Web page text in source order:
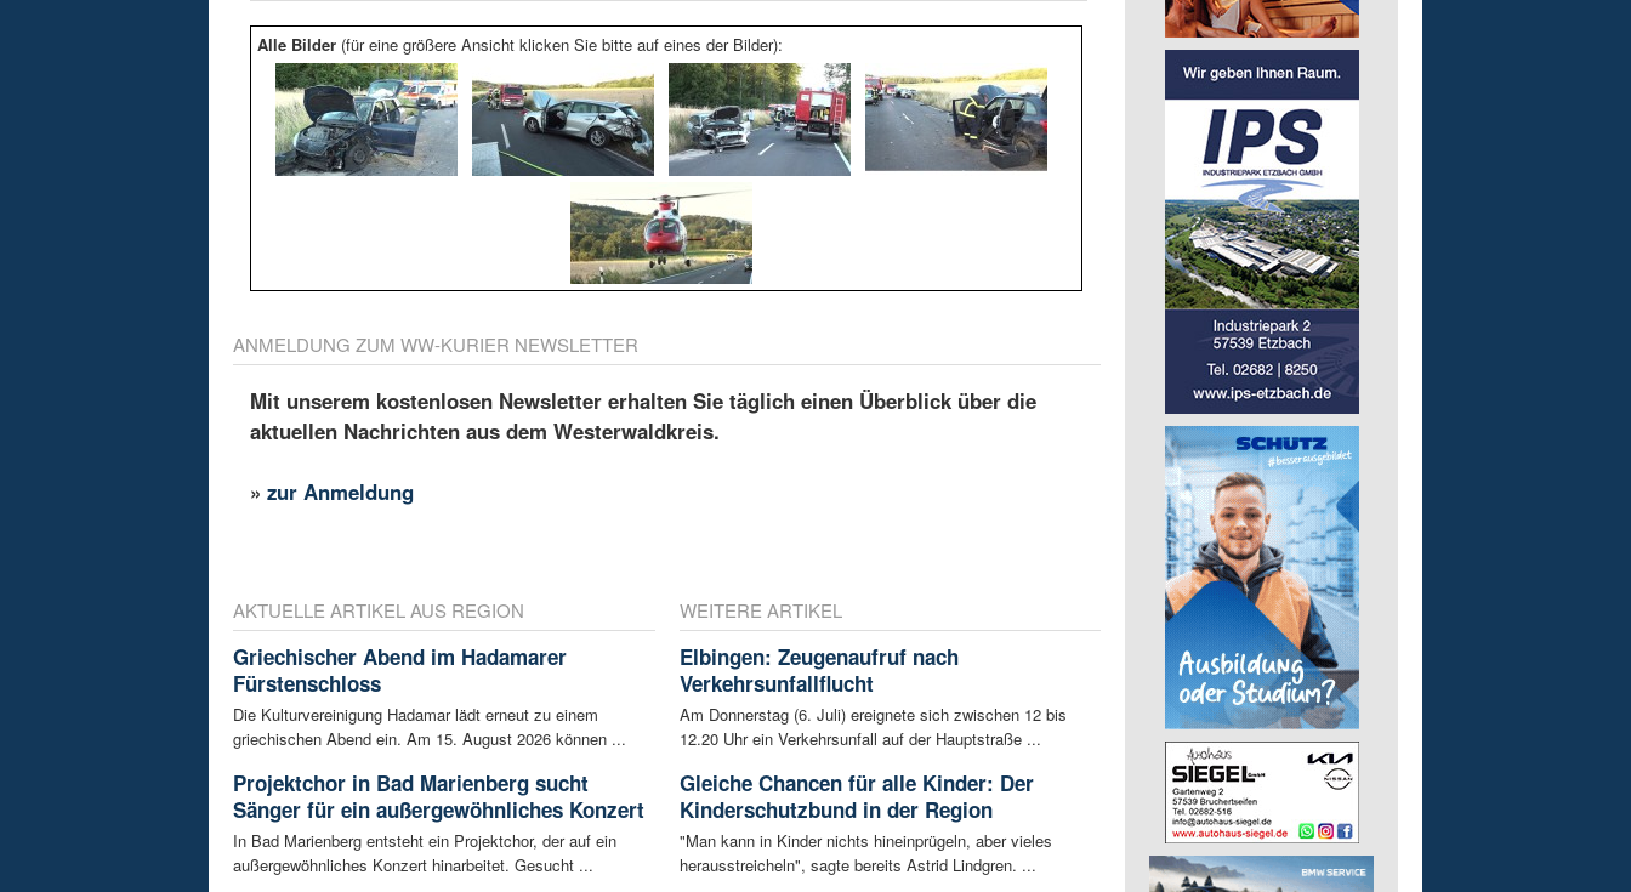
Alle Bilder (für eine größere Ansicht klicken Sie bitte auf eines der Bilder):
ANMELDUNG ZUM WW-KURIER NEWSLETTER
Mit unserem kostenlosen Newsletter erhalten Sie täglich einen Überblick über die
aktuellen Nachrichten aus dem Westerwaldkreis.
»zur Anmeldung
AKTUELLE ARTIKEL AUS REGION
Griechischer Abend im Hadamarer
Fürstenschloss
Die Kulturvereinigung Hadamar lädt erneut zu einem
griechischen Abend ein. Am 15. August 2026 können ...
Projektchor in Bad Marienberg sucht
Sänger für ein außergewöhnliches Konzert
In Bad Marienberg entsteht ein Projektchor, der auf ein
außergewöhnliches Konzert hinarbeitet. Gesucht ...
WEITERE ARTIKEL
Elbingen: Zeugenaufruf nach
Verkehrsunfallflucht
Am Donnerstag (6. Juli) ereignete sich zwischen 12 bis
12.20 Uhr ein Verkehrsunfall auf der Hauptstraße ...
Gleiche Chancen für alle Kinder: Der
Kinderschutzbund in der Region
"Man kann in Kinder nichts hineinprügeln, aber vieles
herausstreicheln", sagte bereits Astrid Lindgren. ...